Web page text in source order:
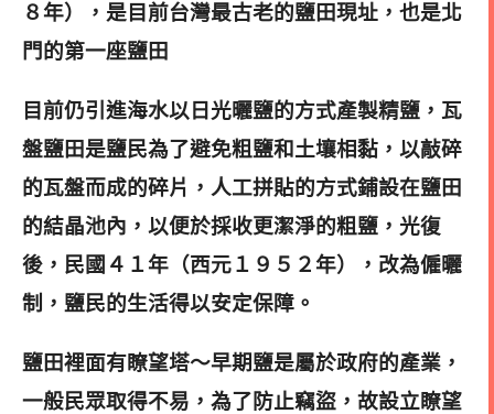
８年），是目前台灣最古老的鹽田現址，也是北
門的第一座鹽田
目前仍引進海水以日光曬鹽的方式產製精鹽， 瓦
盤鹽田是鹽民為了避免粗鹽和土壤相黏，以敲碎
的瓦盤而成的碎片，人工拼貼的方式鋪設在鹽田
的結晶池內，以便於採收更潔淨的粗鹽， 光復
後，民國４１年（西元１９５２年），改為僱曬
制，鹽民的生活得以安定保障。
鹽田裡面有瞭望塔～早期鹽是屬於政府的產業，
一般民眾取得不易，為了防止竊盜，故設立瞭望